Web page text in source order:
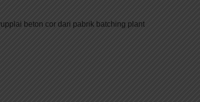
beton cor dari pabrik batching plant